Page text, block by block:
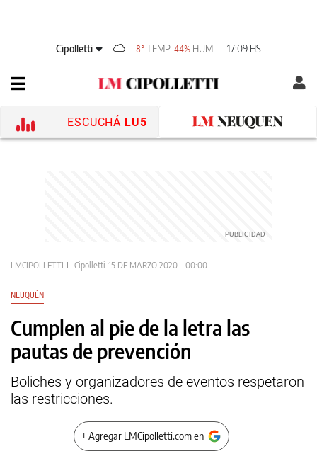
Cipolletti 8° TEMP 44% HUM 17:09 HS
ESCUCHÁ LU5
LMCIPOLLETTI Cipolletti 15 DE MARZO 2020 - 00:00
NEUQUÉN
Cumplen al pie de la letra las
pautas de prevención
Boliches y organizadores de eventos respetaron
las restricciones.
+ Agregar LMCipolletti.com en